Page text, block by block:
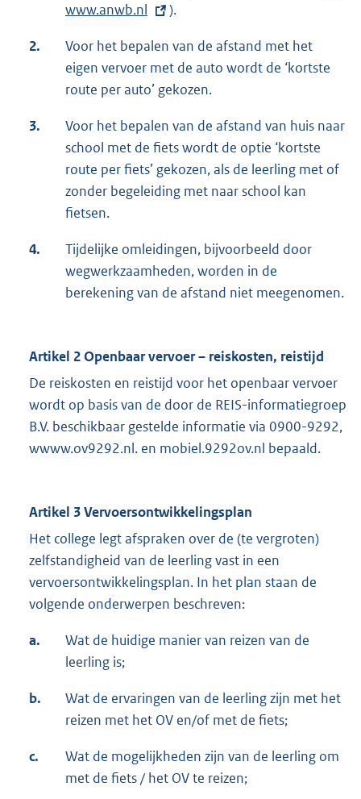
www.anwb.nl ).
2.
Voor het bepalen van de afstand met het
eigen vervoer met de auto wordt de ‘kortste
route per auto’ gekozen.
3.
Voor het bepalen van de afstand van huis naar
school met de fiets wordt de optie ‘kortste
route per fiets’ gekozen, als de leerling met of
zonder begeleiding met naar school kan
fietsen.
4.
Tijdelijke omleidingen, bijvoorbeeld door
wegwerkzaamheden, worden in de
berekening van de afstand niet meegenomen.
Artikel 2 Openbaar vervoer – reiskosten, reistijd
De reiskosten en reistijd voor het openbaar vervoer
wordt op basis van de door de REIS-informatiegroep
B.V. beschikbaar gestelde informatie via 0900-9292,
wwww.ov9292.nl. en mobiel.9292ov.nl bepaald.
Artikel 3 Vervoersontwikkelingsplan
Het college legt afspraken over de (te vergroten)
zelfstandigheid van de leerling vast in een
vervoersontwikkelingsplan. In het plan staan de
volgende onderwerpen beschreven:
a.
Wat de huidige manier van reizen van de
leerling is;
b.
Wat de ervaringen van de leerling zijn met het
reizen met het OV en/of met de fiets;
c.
Wat de mogelijkheden zijn van de leerling om
met de fiets / het OV te reizen;